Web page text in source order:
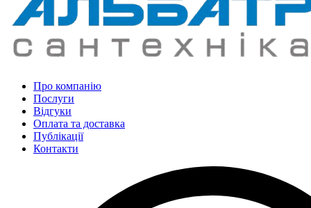
Про компанію
Послуги
Відгуки
Оплата та доставка
Публікації
Контакти